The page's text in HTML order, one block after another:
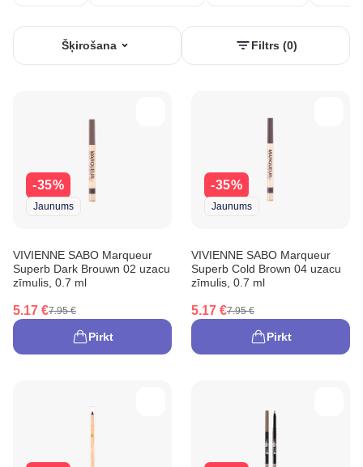
Šķirošana Filtrs (0)
-35%
Jaunums
VIVIENNE SABO Marqueur
Superb Dark Brouwn 02 uzacu
zīmulis, 0.7 ml
5.17 €7.95 €
Pirkt
-35%
Jaunums
VIVIENNE SABO Marqueur
Superb Cold Brown 04 uzacu
zīmulis, 0.7 ml
5.17 €7.95 €
Pirkt